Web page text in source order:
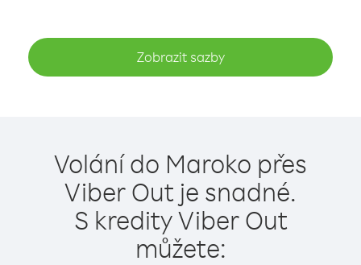
Zobrazit sazby
Volání do Maroko přes
Viber Out je snadné.
S kredity Viber Out
můžete: